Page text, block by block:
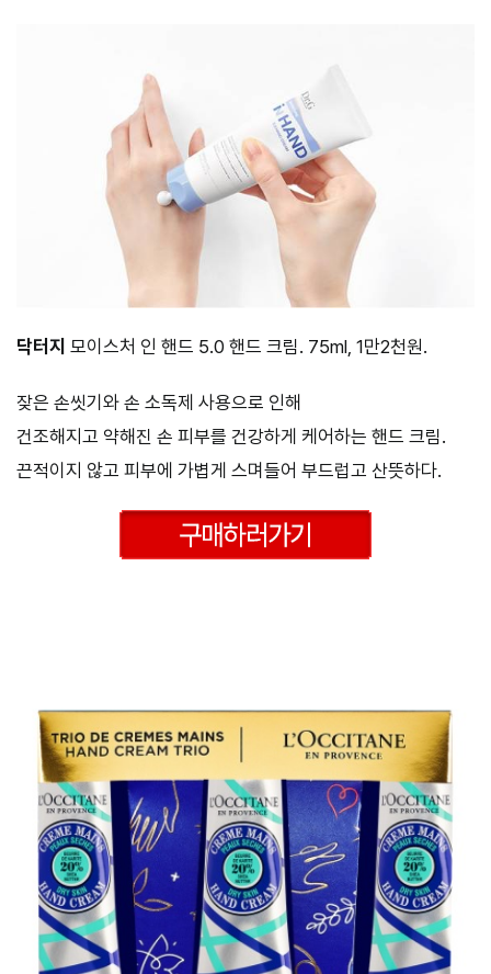
닥터지 모이스처 인 핸드 5.0 핸드 크림. 75ml, 1만2천원.
잦은 손씻기와 손 소독제 사용으로 인해
건조해지고 약해진 손 피부를 건강하게 케어하는 핸드 크림.
끈적이지 않고 피부에 가볍게 스며들어 부드럽고 산뜻하다.